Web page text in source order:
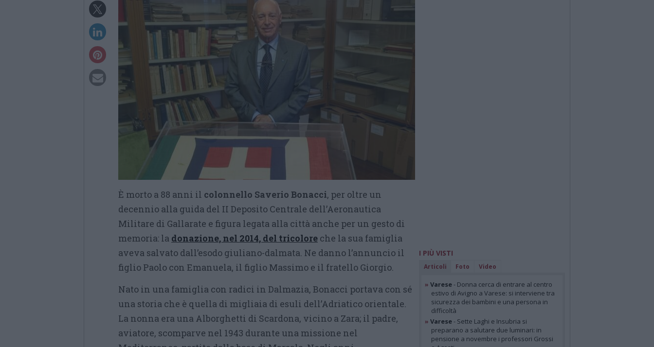
È morto a 88 anni il colonnello Saverio Bonacci, per oltre un
decennio alla guida del II Deposito Centrale dell’Aeronautica
Militare di Gallarate e figura legata alla città anche per un gesto di
memoria: la donazione, nel 2014, del tricolore che la sua famiglia
aveva salvato dall’esodo giuliano-dalmata. Ne danno l’annuncio il
figlio Paolo con Emanuela, il figlio Massimo e il fratello Giorgio.
Nato in una famiglia con radici in Dalmazia, Bonacci portava con sé
una storia che è quella di migliaia di esuli dell’Adriatico orientale.
La nonna era una Alborghetti di Scardona, vicino a Zara; il padre,
aviatore, scomparve nel 1943 durante una missione nel
I PIÙ VISTI
Articoli Foto Video
» Varese- Donna cerca di entrare al centro
estivo di Avigno a Varese: si interviene tra
sicurezza dei bambini e una persona in
difficoltà
» Varese- Sette Laghi e Insubria si
preparano a salutare due luminari: in
pensione a novembre i professori Grossi